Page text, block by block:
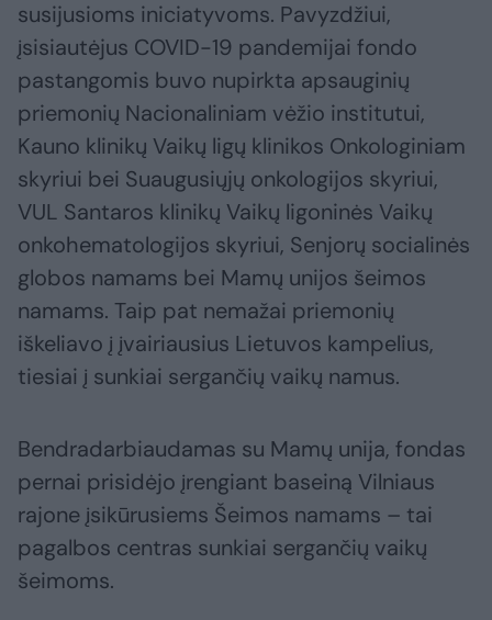
susijusioms iniciatyvoms. Pavyzdžiui,
įsisiautėjus COVID-19 pandemijai fondo
pastangomis buvo nupirkta apsauginių
priemonių Nacionaliniam vėžio institutui,
Kauno klinikų Vaikų ligų klinikos Onkologiniam
skyriui bei Suaugusiųjų onkologijos skyriui,
VUL Santaros klinikų Vaikų ligoninės Vaikų
onkohematologijos skyriui, Senjorų socialinės
globos namams bei Mamų unijos šeimos
namams. Taip pat nemažai priemonių
iškeliavo į įvairiausius Lietuvos kampelius,
tiesiai į sunkiai sergančių vaikų namus.
Bendradarbiaudamas su Mamų unija, fondas
pernai prisidėjo įrengiant baseiną Vilniaus
rajone įsikūrusiems Šeimos namams – tai
pagalbos centras sunkiai sergančių vaikų
šeimoms.